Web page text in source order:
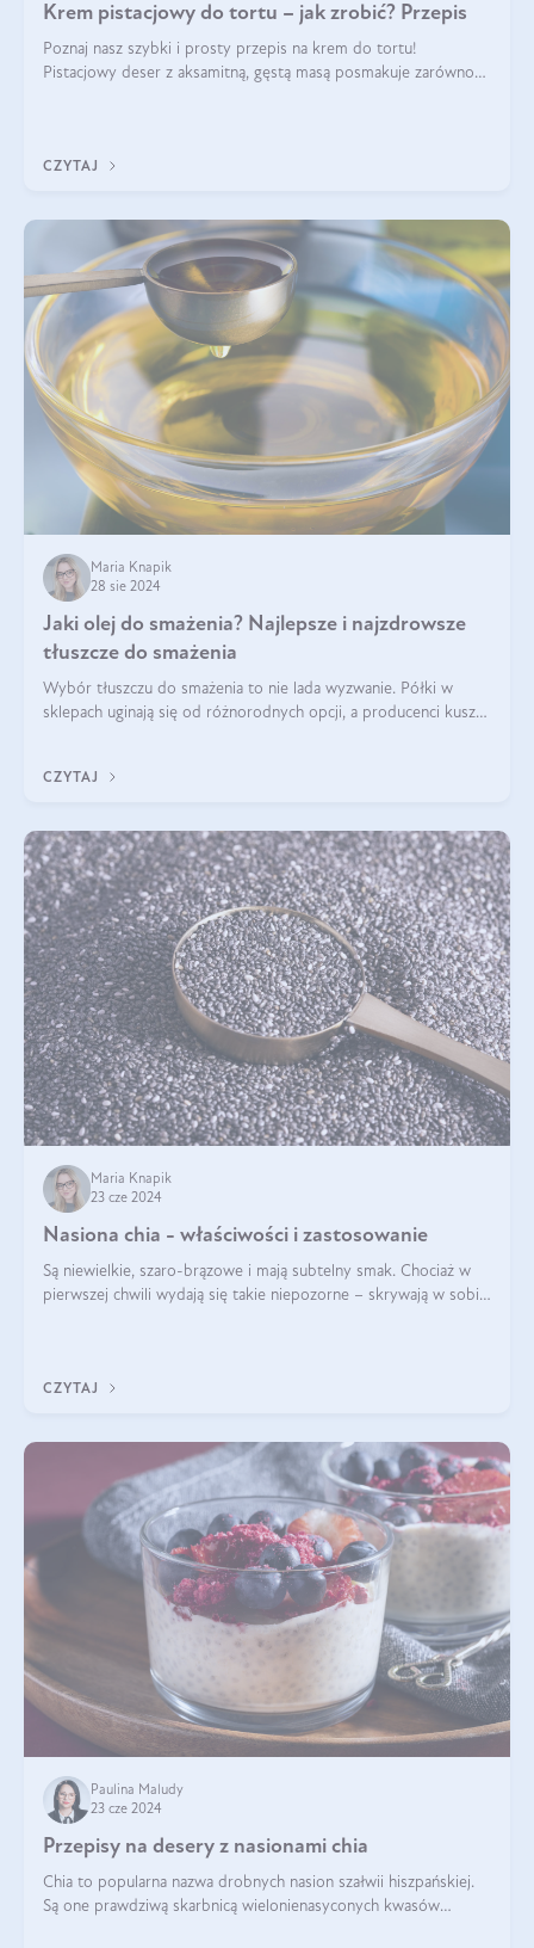
Krem pistacjowy do tortu – jak zrobić? Przepis
Poznaj nasz szybki i prosty przepis na krem do tortu!
Pistacjowy deser z aksamitną, gęstą masą posmakuje zarówno
CZYTAJ
Maria Knapik
28 sie 2024
Jaki olej do smażenia? Najlepsze i najzdrowsze
tłuszcze do smażenia
Wybór tłuszczu do smażenia to nie lada wyzwanie. Półki w
sklepach uginają się od różnorodnych opcji, a producenci kuszą
CZYTAJ
Maria Knapik
23 cze 2024
Nasiona chia - właściwości i zastosowanie
Są niewielkie, szaro-brązowe i mają subtelny smak. Chociaż w
pierwszej chwili wydają się takie niepozorne – skrywają w sobie
CZYTAJ
Paulina Maludy
23 cze 2024
Przepisy na desery z nasionami chia
Chia to popularna nazwa drobnych nasion szałwii hiszpańskiej.
Są one prawdziwą skarbnicą wielonienasyconych kwasów